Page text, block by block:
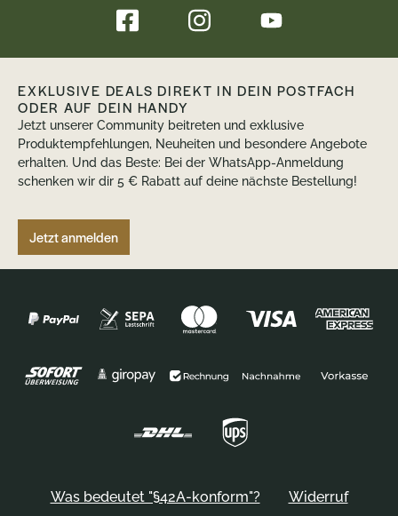
EXKLUSIVE DEALS DIREKT IN DEIN POSTFACH
ODER AUF DEIN HANDY
Jetzt unserer Community beitreten und exklusive
Produktempfehlungen, Neuheiten und besondere Angebote
erhalten. Und das Beste: Bei der WhatsApp-Anmeldung
schenken wir dir 5 € Rabatt auf deine nächste Bestellung!
Jetzt anmelden
Was bedeutet "§42A-konform"? Widerruf